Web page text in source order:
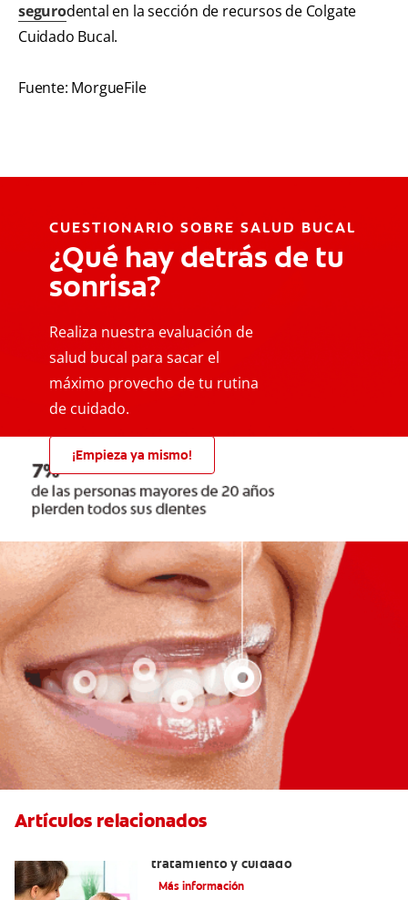
segurodental en la sección de recursos de Colgate
Cuidado Bucal.
Fuente: MorgueFile
CUESTIONARIO SOBRE SALUD BUCAL
¿Qué hay detrás de tu
sonrisa?
Realiza nuestra evaluación de
salud bucal para sacar el
máximo provecho de tu rutina
de cuidado.
¡Empieza ya mismo!
Artículos relacionados
tratamiento y cuidado
Más información